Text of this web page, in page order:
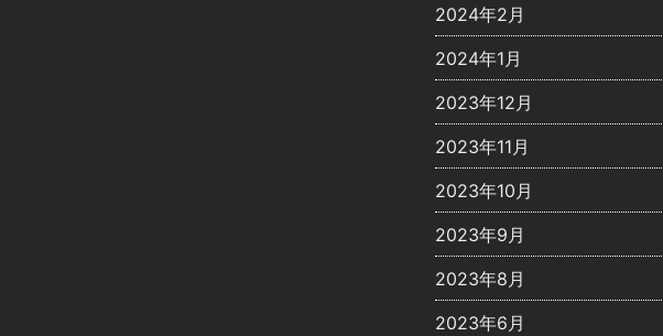
2024年2月
2024年1月
2023年12月
2023年11月
2023年10月
2023年9月
2023年8月
2023年6月